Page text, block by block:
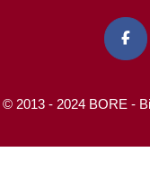

© 2013 - 2024 BORE -